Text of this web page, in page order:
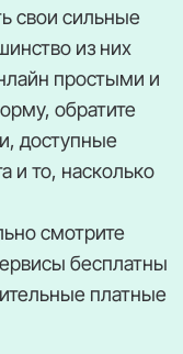
свои сильные
из них
простыми и
обратите
доступные
и то, насколько
смотрите
бесплатны
платные